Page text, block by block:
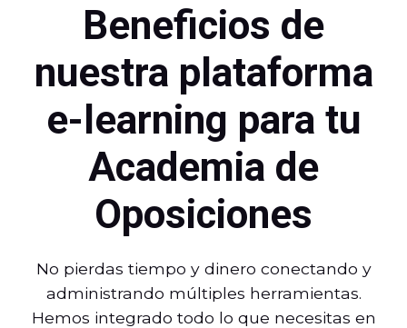
Beneficios de
nuestra plataforma
e-learning para tu
Academia de
Oposiciones
No pierdas tiempo y dinero conectando y
administrando múltiples herramientas.
Hemos integrado todo lo que necesitas en